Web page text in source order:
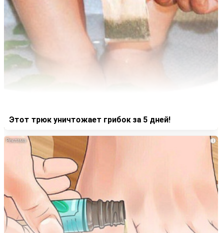
Этот трюк уничтожает грибок за 5 дней!
i